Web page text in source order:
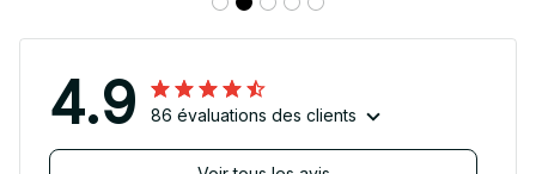
4.9 86 évaluations des clients